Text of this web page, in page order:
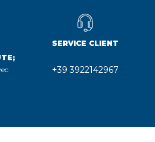
SERVICE CLIENT
+39 3922142967